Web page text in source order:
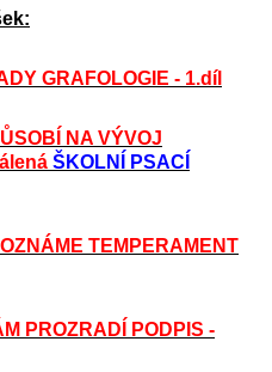
GRAFOLOGIE - 1.díl
NA VÝVOJ
ŠKOLNÍ PSACÍ
TEMPERAMENT
PROZRADÍ PODPIS -